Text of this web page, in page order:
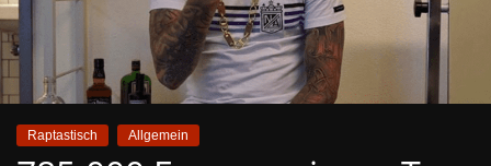
Raptastisch Allgemein